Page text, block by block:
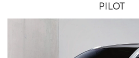
PILOT